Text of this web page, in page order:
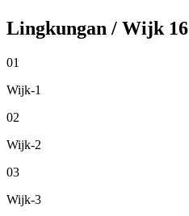
Lingkungan / Wijk 16
01
Wijk-1
02
Wijk-2
03
Wijk-3